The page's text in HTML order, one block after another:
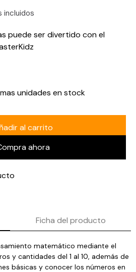
incluidos
puede ser divertido con el
unidades en stock
al carrito
ahora
Ficha del producto
matemático mediante el
y cantidades del 1 al 10, además de
básicas y conocer los números en